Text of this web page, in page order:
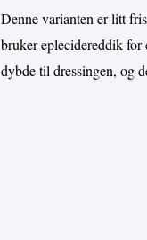
Denne varianten er litt
bruker eplecidereddik for
dybde til dressingen, og